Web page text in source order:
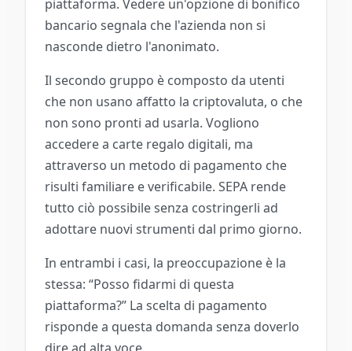
piattaforma. Vedere un'opzione di bonifico
bancario segnala che l'azienda non si
nasconde dietro l'anonimato.
Il secondo gruppo è composto da utenti
che non usano affatto la criptovaluta, o che
non sono pronti ad usarla. Vogliono
accedere a carte regalo digitali, ma
attraverso un metodo di pagamento che
risulti familiare e verificabile. SEPA rende
tutto ciò possibile senza costringerli ad
adottare nuovi strumenti dal primo giorno.
In entrambi i casi, la preoccupazione è la
stessa: “Posso fidarmi di questa
piattaforma?” La scelta di pagamento
risponde a questa domanda senza doverlo